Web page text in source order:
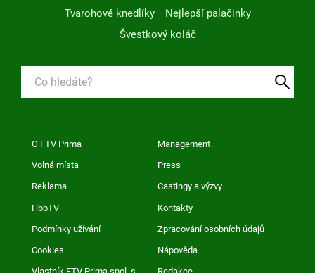
Tvarohové knedlíky
Nejlepší palačinky
Švestkový koláč
O FTV Prima Management
Volná místa Press
Reklama Castingy a výzvy
HbbTV Kontakty
Podmínky užívání Zpracování osobních údajů
Cookies Nápověda